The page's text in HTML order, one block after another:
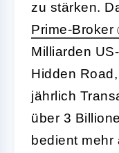
zu stärken.
Prime-Broker
Milliarden
Hidden
jährlich
über 3
bedient mehr